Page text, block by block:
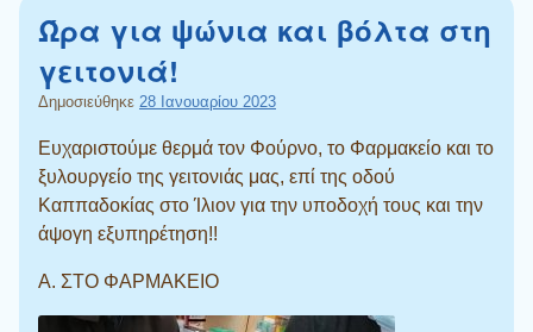
Ώρα για ψώνια και βόλτα στη
γειτονιά!
Δημοσιεύθηκε 28 Ιανουαρίου 2023
Ευχαριστούμε θερμά τον Φούρνο, το Φαρμακείο και το
ξυλουργείο της γειτονιάς μας, επί της οδού
Καππαδοκίας στο Ίλιον για την υποδοχή τους και την
άψογη εξυπηρέτηση!!
Α. ΣΤΟ ΦΑΡΜΑΚΕΙΟ